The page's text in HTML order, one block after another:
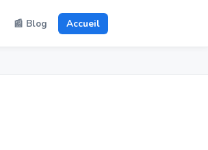
📰 Blog Accueil